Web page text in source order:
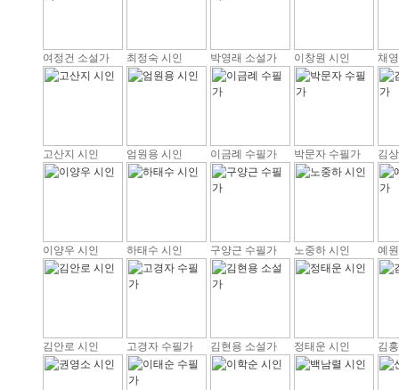
여정건 소설가 최정숙 시인 박영래 소설가 이창원 시인 채
고산지 시인 엄원용 시인 이금례 수필가 박문자 수필가 김
이양우 시인 하태수 시인 구양근 수필가 노중하 시인 예
김안로 시인 고경자 수필가 김현용 소설가 정태운 시인 김